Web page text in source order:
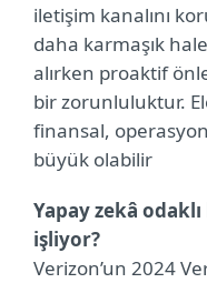
iletişim kanalını
daha karmaşık
alırken proaktif
bir zorunluluktur.
finansal,
büyük olabilir
Yapay zekâ odaklı
işliyor?
Verizon’un 2024